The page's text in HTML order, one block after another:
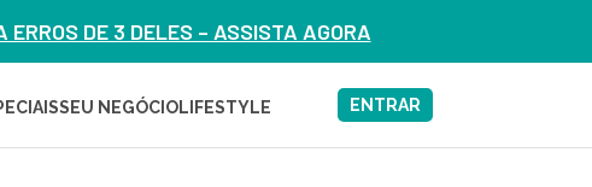
ERROS DE 3 DELES – ASSISTA AGORA
SEU NEGÓCIOLIFESTYLE ENTRAR